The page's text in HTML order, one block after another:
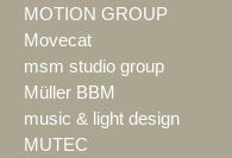
MOTION GROUP
Movecat
msm studio group
Müller BBM
music & light design
MUTEC